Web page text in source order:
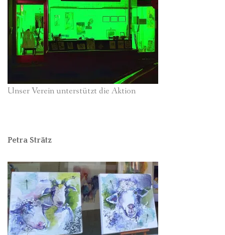
Unser Verein unterstützt die Aktion
Petra Strätz